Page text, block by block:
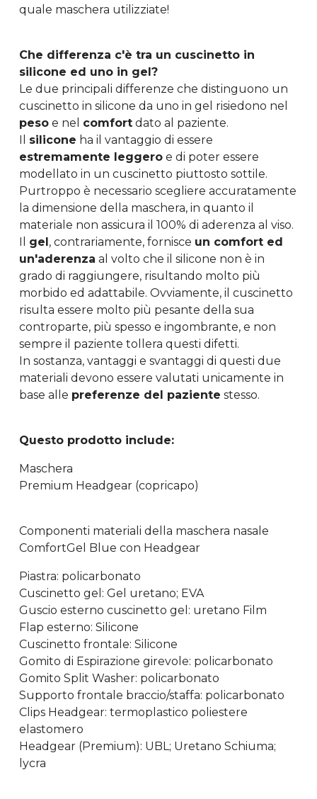
quale maschera utilizziate!
Che differenza c'è tra un cuscinetto in
silicone ed uno in gel?
Le due principali differenze che distinguono un
cuscinetto in silicone da uno in gel risiedono nel
peso e nel comfort dato al paziente.
Il silicone ha il vantaggio di essere
estremamente leggero e di poter essere
modellato in un cuscinetto piuttosto sottile.
Purtroppo è necessario scegliere accuratamente
la dimensione della maschera, in quanto il
materiale non assicura il 100% di aderenza al viso.
Il gel, contrariamente, fornisce un comfort ed
un'aderenza al volto che il silicone non è in
grado di raggiungere, risultando molto più
morbido ed adattabile. Ovviamente, il cuscinetto
risulta essere molto più pesante della sua
controparte, più spesso e ingombrante, e non
sempre il paziente tollera questi difetti.
In sostanza, vantaggi e svantaggi di questi due
materiali devono essere valutati unicamente in
base alle preferenze del paziente stesso.
Questo prodotto include:
Maschera
Premium Headgear (copricapo)
Componenti materiali della maschera nasale
ComfortGel Blue con Headgear
Piastra: policarbonato
Cuscinetto gel: Gel uretano; EVA
Guscio esterno cuscinetto gel: uretano Film
Flap esterno: Silicone
Cuscinetto frontale: Silicone
Gomito di Espirazione girevole: policarbonato
Gomito Split Washer: policarbonato
Supporto frontale braccio/staffa: policarbonato
Clips Headgear: termoplastico poliestere
elastomero
Headgear (Premium): UBL; Uretano Schiuma;
lycra